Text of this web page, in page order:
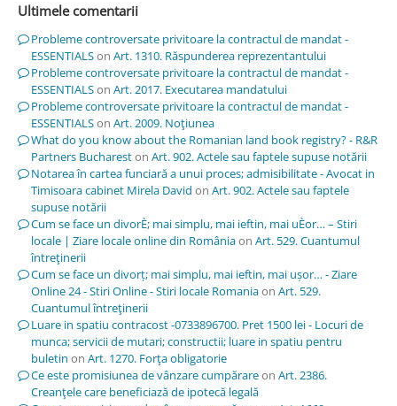
Ultimele comentarii
Probleme controversate privitoare la contractul de mandat -
ESSENTIALSon Art. 1310. Răspunderea reprezentantului
Probleme controversate privitoare la contractul de mandat -
ESSENTIALSon Art. 2017. Executarea mandatului
Probleme controversate privitoare la contractul de mandat -
ESSENTIALSon Art. 2009. Noţiunea
What do you know about the Romanian land book registry? - R&R
Partners Buchareston Art. 902. Actele sau faptele supuse notării
Notarea în cartea funciară a unui proces; admisibilitate - Avocat in
Timisoara cabinet Mirela David on Art. 902. Actele sau faptele
supuse notării
Cum se face un divorÈ; mai simplu, mai ieftin, mai uÈor… – Stiri
locale | Ziare locale online din Româniaon Art. 529. Cuantumul
întreţinerii
Cum se face un divorț; mai simplu, mai ieftin, mai ușor… - Ziare
Online 24 - Stiri Online - Stiri locale Romaniaon Art. 529.
Cuantumul întreţinerii
Luare in spatiu contracost -0733896700. Pret 1500 lei - Locuri de
munca; servicii de mutari; constructii; luare in spatiu pentru
buletin on Art. 1270. Forţa obligatorie
Ce este promisiunea de vânzare cumpărareon Art. 2386.
Creanţele care beneficiază de ipotecă legală